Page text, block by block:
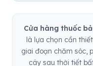
Cửa hàng thuốc
là lựa chọn cần
giai đoạn chăm sóc,
cây sau thời tiết